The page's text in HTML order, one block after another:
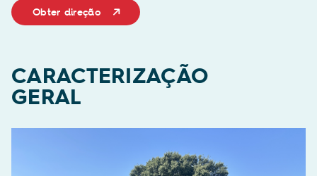
Obter direção
CARACTERIZAÇÃO
GERAL